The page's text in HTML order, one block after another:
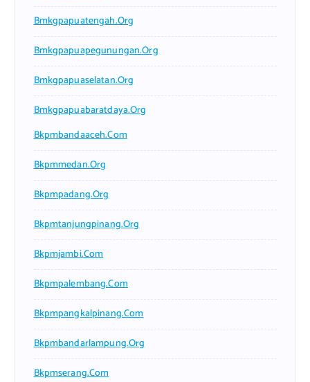
Bmkgpapuatengah.org
Bmkgpapuapegunungan.org
Bmkgpapuaselatan.org
Bmkgpapuabaratdaya.org
Bkpmbandaaceh.com
Bkpmmedan.org
Bkpmpadang.org
Bkpmtanjungpinang.org
Bkpmjambi.com
Bkpmpalembang.com
Bkpmpangkalpinang.com
Bkpmbandarlampung.org
Bkpmserang.com